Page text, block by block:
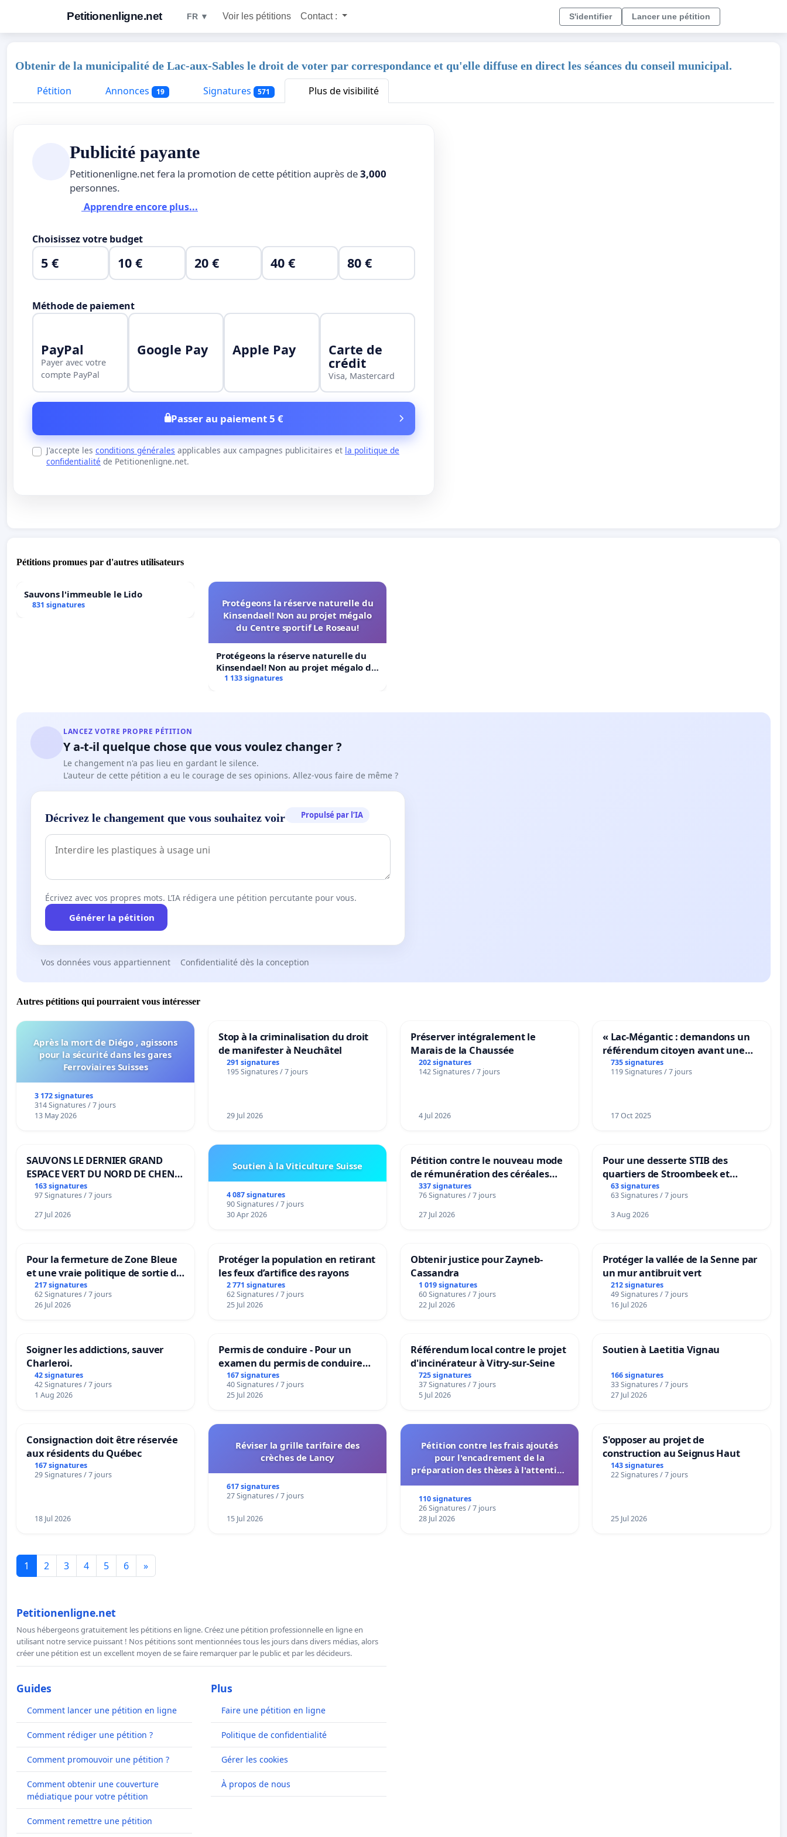
Petitionenligne.net FR ▼ Voir les pétitions Contact : S'identifier Lancer une pétition
Obtenir de la municipalité de Lac-aux-Sables le droit de voter par correspondance et qu'elle diffuse en direct les séances du conseil municipal.
Pétition
Annonces 19 Signatures 571 Plus de visibilité
Publicité payante
Petitionenligne.net fera la promotion de cette pétition auprès de3,000
personnes.
Apprendre encore plus...
Choisissez votre budget
5 € 10 € 20 € 40 € 80 €
Méthode de paiement
PayPal
Payer avec votre
compte PayPal
Google Pay Apple Pay Carte de
crédit
Visa, Mastercard
Passer au paiement 5 €
J'accepte les conditions générales applicables aux campagnes publicitaires et la politique de
confidentialité de Petitionenligne.net.
Pétitions promues par d'autres utilisateurs
Sauvons l'immeuble le Lido
831 signatures
Protégeons la réserve naturelle du
Kinsendael! Non au projet mégalo
du Centre sportif Le Roseau!
Protégeons la réserve naturelle du
Kinsendael! Non au projet mégalo du
Centre sportif Le Roseau!
1 133 signatures
LANCEZ VOTRE PROPRE PÉTITION
Y a-t-il quelque chose que vous voulez changer ?
Le changement n'a pas lieu en gardant le silence.
L'auteur de cette pétition a eu le courage de ses opinions. Allez-vous faire de même ?
Décrivez le changement que vous souhaitez voir Propulsé par l’IA
Écrivez avec vos propres mots. L’IA rédigera une pétition percutante pour vous.
Générer la pétition
Vos données vous appartiennent Confidentialité dès la conception
Autres pétitions qui pourraient vous intéresser
Après la mort de Diégo , agissons
pour la sécurité dans les gares
Ferroviaires Suisses
3 172 signatures
314 Signatures / 7 jours
13 May 2026
Stop à la criminalisation du droit
de manifester à Neuchâtel
291 signatures
195 Signatures / 7 jours
29 Jul 2026
Préserver intégralement le
Marais de la Chaussée
202 signatures
142 Signatures / 7 jours
4 Jul 2026
« Lac-Mégantic : demandons un
référendum citoyen avant une
transformation irréversible de
notre territoire »
735 signatures
119 Signatures / 7 jours
17 Oct 2025
SAUVONS LE DERNIER GRAND
ESPACE VERT DU NORD DE CHENE-
BOUGERIES
163 signatures
97 Signatures / 7 jours
27 Jul 2026
Soutien à la Viticulture Suisse
4 087 signatures
90 Signatures / 7 jours
30 Apr 2026
Pétition contre le nouveau mode
de rémunération des céréales
panifiables de Swiss granum basé
sur la teneur en protéines
337 signatures
76 Signatures / 7 jours
27 Jul 2026
Pour une desserte STIB des
quartiers de Stroombeek et
Beauval - Voor een MIVB-
bediening van de wijken
Strombeek en Het Voor
63 signatures
63 Signatures / 7 jours
3 Aug 2026
Pour la fermeture de Zone Bleue
et une vraie politique de sortie de
la dépendance
217 signatures
62 Signatures / 7 jours
26 Jul 2026
Protéger la population en retirant
les feux d’artifice des rayons
2 771 signatures
62 Signatures / 7 jours
25 Jul 2026
Obtenir justice pour Zayneb-
Cassandra
1 019 signatures
60 Signatures / 7 jours
22 Jul 2026
Protéger la vallée de la Senne par
un mur antibruit vert
212 signatures
49 Signatures / 7 jours
16 Jul 2026
Soigner les addictions, sauver
Charleroi.
42 signatures
42 Signatures / 7 jours
1 Aug 2026
Permis de conduire - Pour un
examen du permis de conduire
accessible dans plusieurs langues
à Bruxelles
167 signatures
40 Signatures / 7 jours
25 Jul 2026
Référendum local contre le projet
d'incinérateur à Vitry-sur-Seine
725 signatures
37 Signatures / 7 jours
5 Jul 2026
Soutien à Laetitia Vignau
166 signatures
33 Signatures / 7 jours
27 Jul 2026
Consignaction doit être réservée
aux résidents du Québec
167 signatures
29 Signatures / 7 jours
18 Jul 2026
Réviser la grille tarifaire des
crèches de Lancy
617 signatures
27 Signatures / 7 jours
15 Jul 2026
Pétition contre les frais ajoutés
pour l'encadrement de la
préparation des thèses à l'attention
décisionnelles de l'UIASS
110 signatures
26 Signatures / 7 jours
28 Jul 2026
S'opposer au projet de
construction au Seignus Haut
143 signatures
22 Signatures / 7 jours
25 Jul 2026
1 2 3 4 5 6 »
Petitionenligne.net
Nous hébergeons gratuitement les pétitions en ligne. Créez une pétition professionnelle en ligne en
utilisant notre service puissant ! Nos pétitions sont mentionnées tous les jours dans divers médias, alors
créer une pétition est un excellent moyen de se faire remarquer par le public et par les décideurs.
Guides
Comment lancer une pétition en ligne
Comment rédiger une pétition ?
Comment promouvoir une pétition ?
Comment obtenir une couverture
médiatique pour votre pétition
Comment remettre une pétition
Plus
Faire une pétition en ligne
Politique de confidentialité
Gérer les cookies
À propos de nous